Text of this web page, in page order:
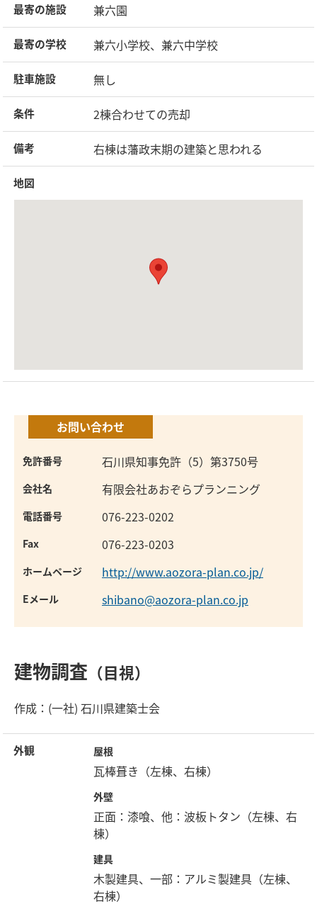
最寄の施設 兼六園
最寄の学校 兼六小学校、兼六中学校
駐車施設 無し
条件 2棟合わせての売却
備考 右棟は藩政末期の建築と思われる
地図
お問い合わせ
免許番号 石川県知事免許（5）第3750号
会社名 有限会社あおぞらプランニング
電話番号 076-223-0202
Fax 076-223-0203
ホームページ http://www.aozora-plan.co.jp/
Eメール shibano@aozora-plan.co.jp
建物調査 （目視）
作成：(一社) 石川県建築士会
外観 屋根
瓦棒葺き（左棟、右棟）
外壁
正面：漆喰、他：波板トタン（左棟、右
棟）
建具
木製建具、一部：アルミ製建具（左棟、
右棟）